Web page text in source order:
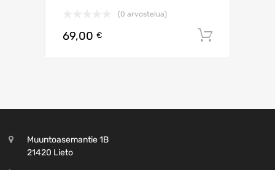
(0 arvostelua)
69,00 €
Muuntoasemantie 1B
21420 Lieto